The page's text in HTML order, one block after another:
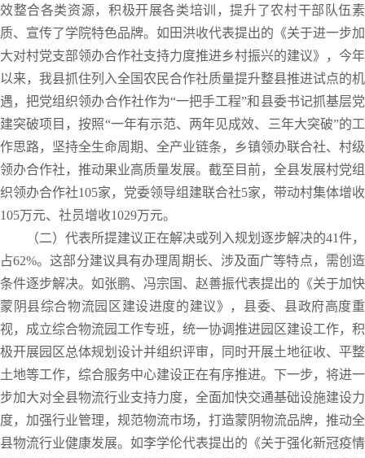
效整合各类资源，积极开展各类培训，提升了农村干部队伍素
质、宣传了学院特色品牌。如田洪收代表提出的《关于进一步加
大对村党支部领办合作社支持力度推进乡村振兴的建议》，今年
以来，我县抓住列入全国农民合作社质量提升整县推进试点的机
遇，把党组织领办合作社作为“一把手工程”和县委书记抓基层党
建突破项目，按照“一年有示范、两年见成效、三年大突破”的工
作思路，坚持全生命周期、全产业链条，乡镇领办联合社、村级
领办合作社，推动果业高质量发展。截至目前，全县发展村党组
织领办合作社105家，党委领导组建联合社5家，带动村集体增收
105万元、社员增收1029万元。
（二）代表所提建议正在解决或列入规划逐步解决的41件，
占62%。这部分建议具有办理周期长、涉及面广等特点，需创造
条件逐步解决。如张鹏、冯宗国、赵善振代表提出的《关于加快
蒙阴县综合物流园区建设进度的建议》，县委、县政府高度重
视，成立综合物流园工作专班，统一协调推进园区建设工作，积
极开展园区总体规划设计并组织评审，同时开展土地征收、平整
土地等工作，综合服务中心建设正在有序推进。下一步，将进一
步加大对全县物流行业支持力度，全面加快交通基础设施建设力
度，加强行业管理，规范物流市场，打造蒙阴物流品牌，推动全
县物流行业健康发展。如李学伦代表提出的《关于强化新冠疫情